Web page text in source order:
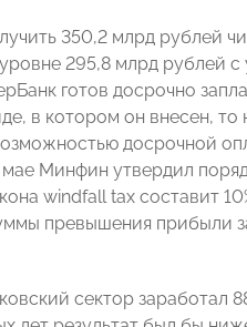
350,2 млрд рублей
295,8 млрд рублей
готов досрочно
в котором он внесен,
досрочной
Минфин утвердил
windfall tax составит
превышения прибыли
сектор заработал